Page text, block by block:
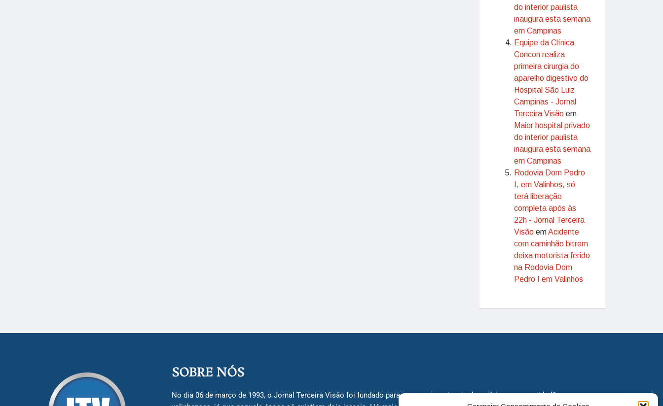
do interior paulista
inaugura esta semana
em Campinas
Equipe da Clínica
Concon realiza
primeira cirurgia do
aparelho digestivo do
Hospital São Luiz
Campinas - Jornal
Terceira Visão em
Maior hospital privado
do interior paulista
inaugura esta semana
em Campinas
Rodovia Dom Pedro
I, em Valinhos, só
terá liberação
completa após às
22h - Jornal Terceira
Visão emAcidente
com caminhão bitrem
deixa motorista ferido
na Rodovia Dom
Pedro I em Valinhos
SOBRE NÓS
No dia 06 de março de 1993, o Jornal Terceira Visão foi fundado para ser uma terceira via de notícias para os cidadãos